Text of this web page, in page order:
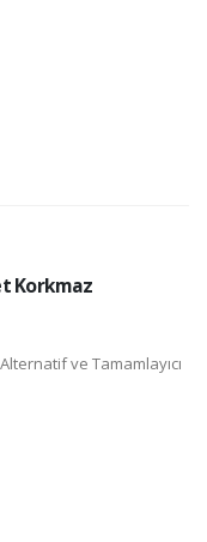
Korkmaz
ve Tamamlayıcı